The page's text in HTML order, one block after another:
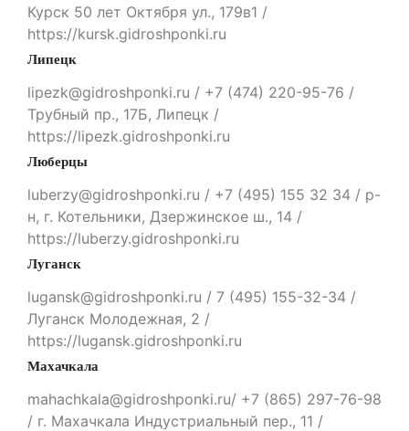
Курск 50 лет Октября ул., 179в1 /
https://kursk.gidroshponki.ru
Липецк
lipezk@gidroshponki.ru / +7 (474) 220-95-76 /
Трубный пр., 17Б, Липецк /
https://lipezk.gidroshponki.ru
Люберцы
luberzy@gidroshponki.ru / +7 (495) 155 32 34 / р-
н, г. Котельники, Дзержинское ш., 14 /
https://luberzy.gidroshponki.ru
Луганск
lugansk@gidroshponki.ru / 7 (495) 155-32-34 /
Луганск Молодежная, 2 /
https://lugansk.gidroshponki.ru
Махачкала
mahachkala@gidroshponki.ru/ +7 (865) 297-76-98
/ г. Махачкала Индустриальный пер., 11 /